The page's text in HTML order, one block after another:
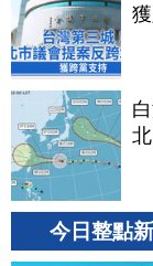
今日整點